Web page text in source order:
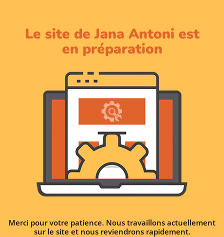
Le site de Jana Antoni est
en préparation
Merci pour votre patience. Nous travaillons actuellement
sur le site et nous reviendrons rapidement.